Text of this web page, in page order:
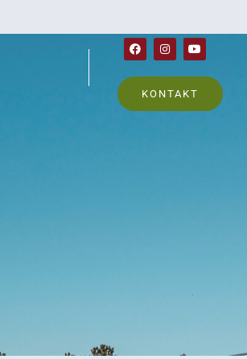
KONTAKT